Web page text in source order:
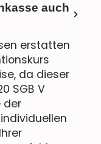
auch
erstatten
da dieser
SGB V
der